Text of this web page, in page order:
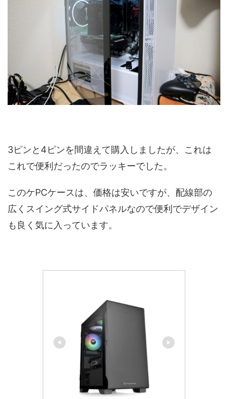
3ピンと4ピンを間違えて購入しましたが、これは
これで便利だったのでラッキーでした。
このケPCケースは、価格は安いですが、配線部の
広くスイング式サイドパネルなので便利でデザイン
も良く気に入っています。